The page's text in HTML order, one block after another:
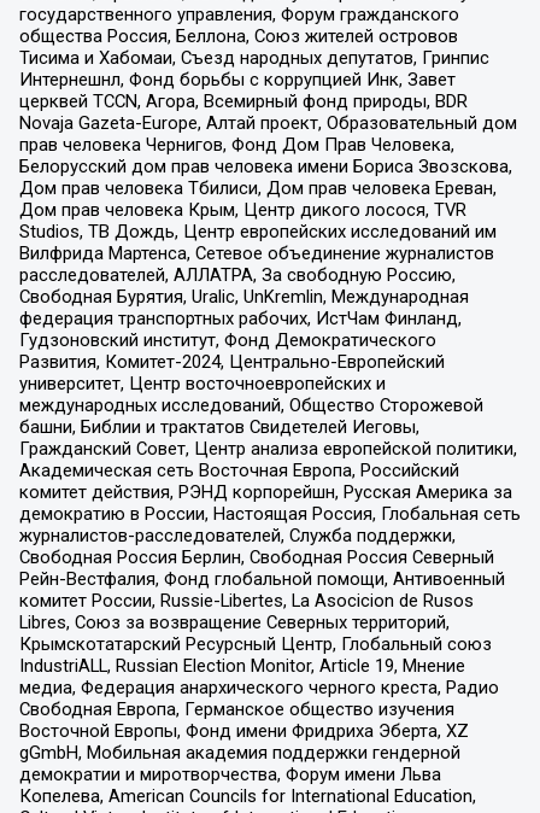
государственного управления, Форум гражданского
общества Россия, Беллона, Союз жителей островов
Тисима и Хабомаи, Съезд народных депутатов, Гринпис
Интернешнл, Фонд борьбы с коррупцией Инк, Завет
церквей TCCN, Агора, Всемирный фонд природы, BDR
Novaja Gazeta-Europe, Алтай проект, Образовательный дом
прав человека Чернигов, Фонд Дом Прав Человека,
Белорусский дом прав человека имени Бориса Звозскова,
Дом прав человека Тбилиси, Дом прав человека Ереван,
Дом прав человека Крым, Центр дикого лосося, TVR
Studios, ТВ Дождь, Центр европейских исследований им
Вилфрида Мартенса, Сетевое объединение журналистов
расследователей, АЛЛАТРА, За свободную Россию,
Свободная Бурятия, Uralic, UnKremlin, Международная
федерация транспортных рабочих, ИстЧам Финланд,
Гудзоновский институт, Фонд Демократического
Развития, Комитет-2024, Центрально-Европейский
университет, Центр восточноевропейских и
международных исследований, Общество Сторожевой
башни, Библии и трактатов Свидетелей Иеговы,
Гражданский Совет, Центр анализа европейской политики,
Академическая сеть Восточная Европа, Российский
комитет действия, РЭНД корпорейшн, Русская Америка за
демократию в России, Настоящая Россия, Глобальная сеть
журналистов-расследователей, Служба поддержки,
Свободная Россия Берлин, Свободная Россия Северный
Рейн-Вестфалия, Фонд глобальной помощи, Антивоенный
комитет России, Russie-Libertes, La Asocicion de Rusos
Libres, Союз за возвращение Северных территорий,
Крымскотатарский Ресурсный Центр, Глобальный союз
IndustriALL, Russian Election Monitor, Article 19, Мнение
медиа, Федерация анархического черного креста, Радио
Свободная Европа, Германское общество изучения
Восточной Европы, Фонд имени Фридриха Эберта, XZ
gGmbH, Мобильная академия поддержки гендерной
демократии и миротворчества, Форум имени Льва
Копелева, American Councils for International Education,